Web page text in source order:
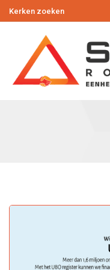
Kerken zoeken